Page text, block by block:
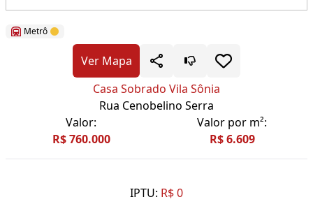
Metrô
Ver Mapa
Casa Sobrado Vila Sônia
Rua Cenobelino Serra
Valor:
R$ 760.000
Valor por m²:
R$ 6.609
IPTU: R$ 0